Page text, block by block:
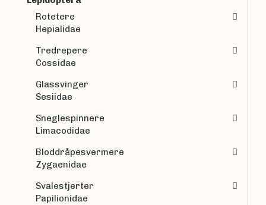
Rotetere
Hepialidae
Tredrepere
Cossidae
Glassvinger
Sesiidae
Sneglespinnere
Limacodidae
Bloddråpesvermere
Zygaenidae
Svalestjerter
Papilionidae